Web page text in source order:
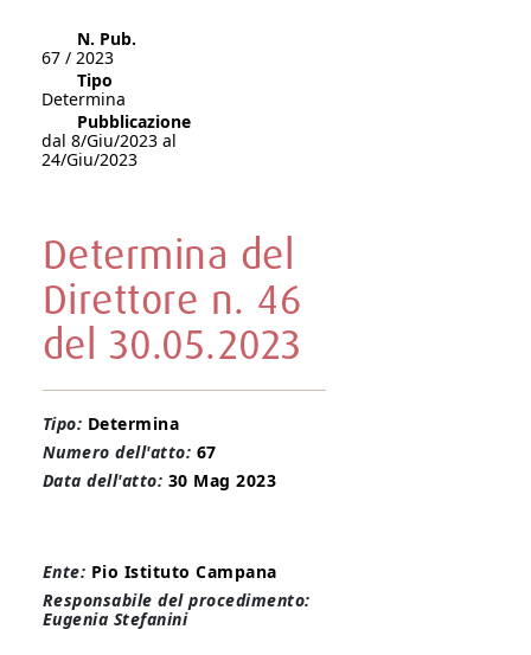
N. Pub.
67 / 2023
Tipo
Determina
Pubblicazione
dal 8/Giu/2023 al
24/Giu/2023
Determina del
Direttore n. 46
del 30.05.2023
Tipo: Determina
Numero dell'atto: 67
Data dell'atto: 30 Mag 2023
Ente: Pio Istituto Campana
Responsabile del procedimento:
Eugenia Stefanini